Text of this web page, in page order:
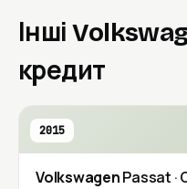
Інші
кредит
2015
VolkswagenPassat ·